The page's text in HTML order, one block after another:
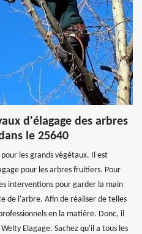
d'élagage des arbres
le 25640
les grands végétaux. Il est
pour les arbres fruitiers. Pour
interventions pour garder la main
de l'arbre. Afin de réaliser de telles
en la matière. Donc, il
Elagage. Sachez qu'il a tous les